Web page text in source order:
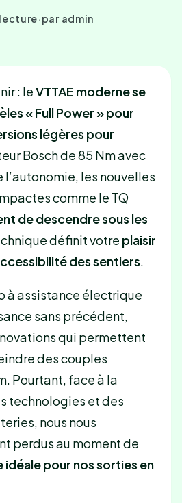
lecture·par admin
: leVTTAE moderne se
« Full Power » pour
légères pour
Bosch de 85 Nm avec
les nouvelles
comme le TQ
de descendre sous les
définit votre plaisir
des sentiers
à assistance électrique
sans précédent,
qui permettent
des couples
Pourtant, face à la
technologies et des
nous nous
perdus au moment de
idéale pour nos sorties en